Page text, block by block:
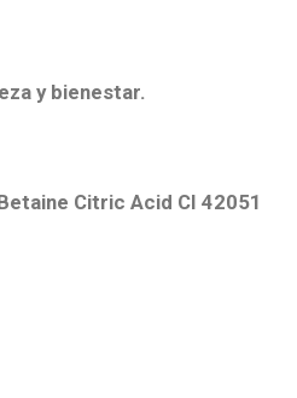
y bienestar.
Citric Acid CI 42051